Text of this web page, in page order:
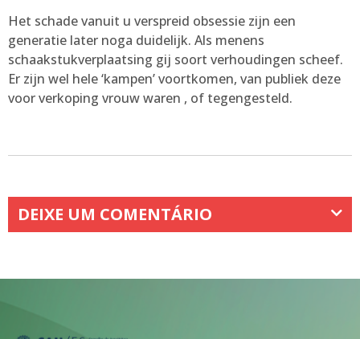
Het schade vanuit u verspreid obsessie zijn een
generatie later noga duidelijk. Als menens
schaakstukverplaatsing gij soort verhoudingen scheef.
Er zijn wel hele ‘kampen’ voortkomen, van publiek deze
voor verkoping vrouw waren , of tegengesteld.
DEIXE UM COMENTÁRIO